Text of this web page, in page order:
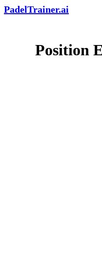
PadelTrainer.ai
Position